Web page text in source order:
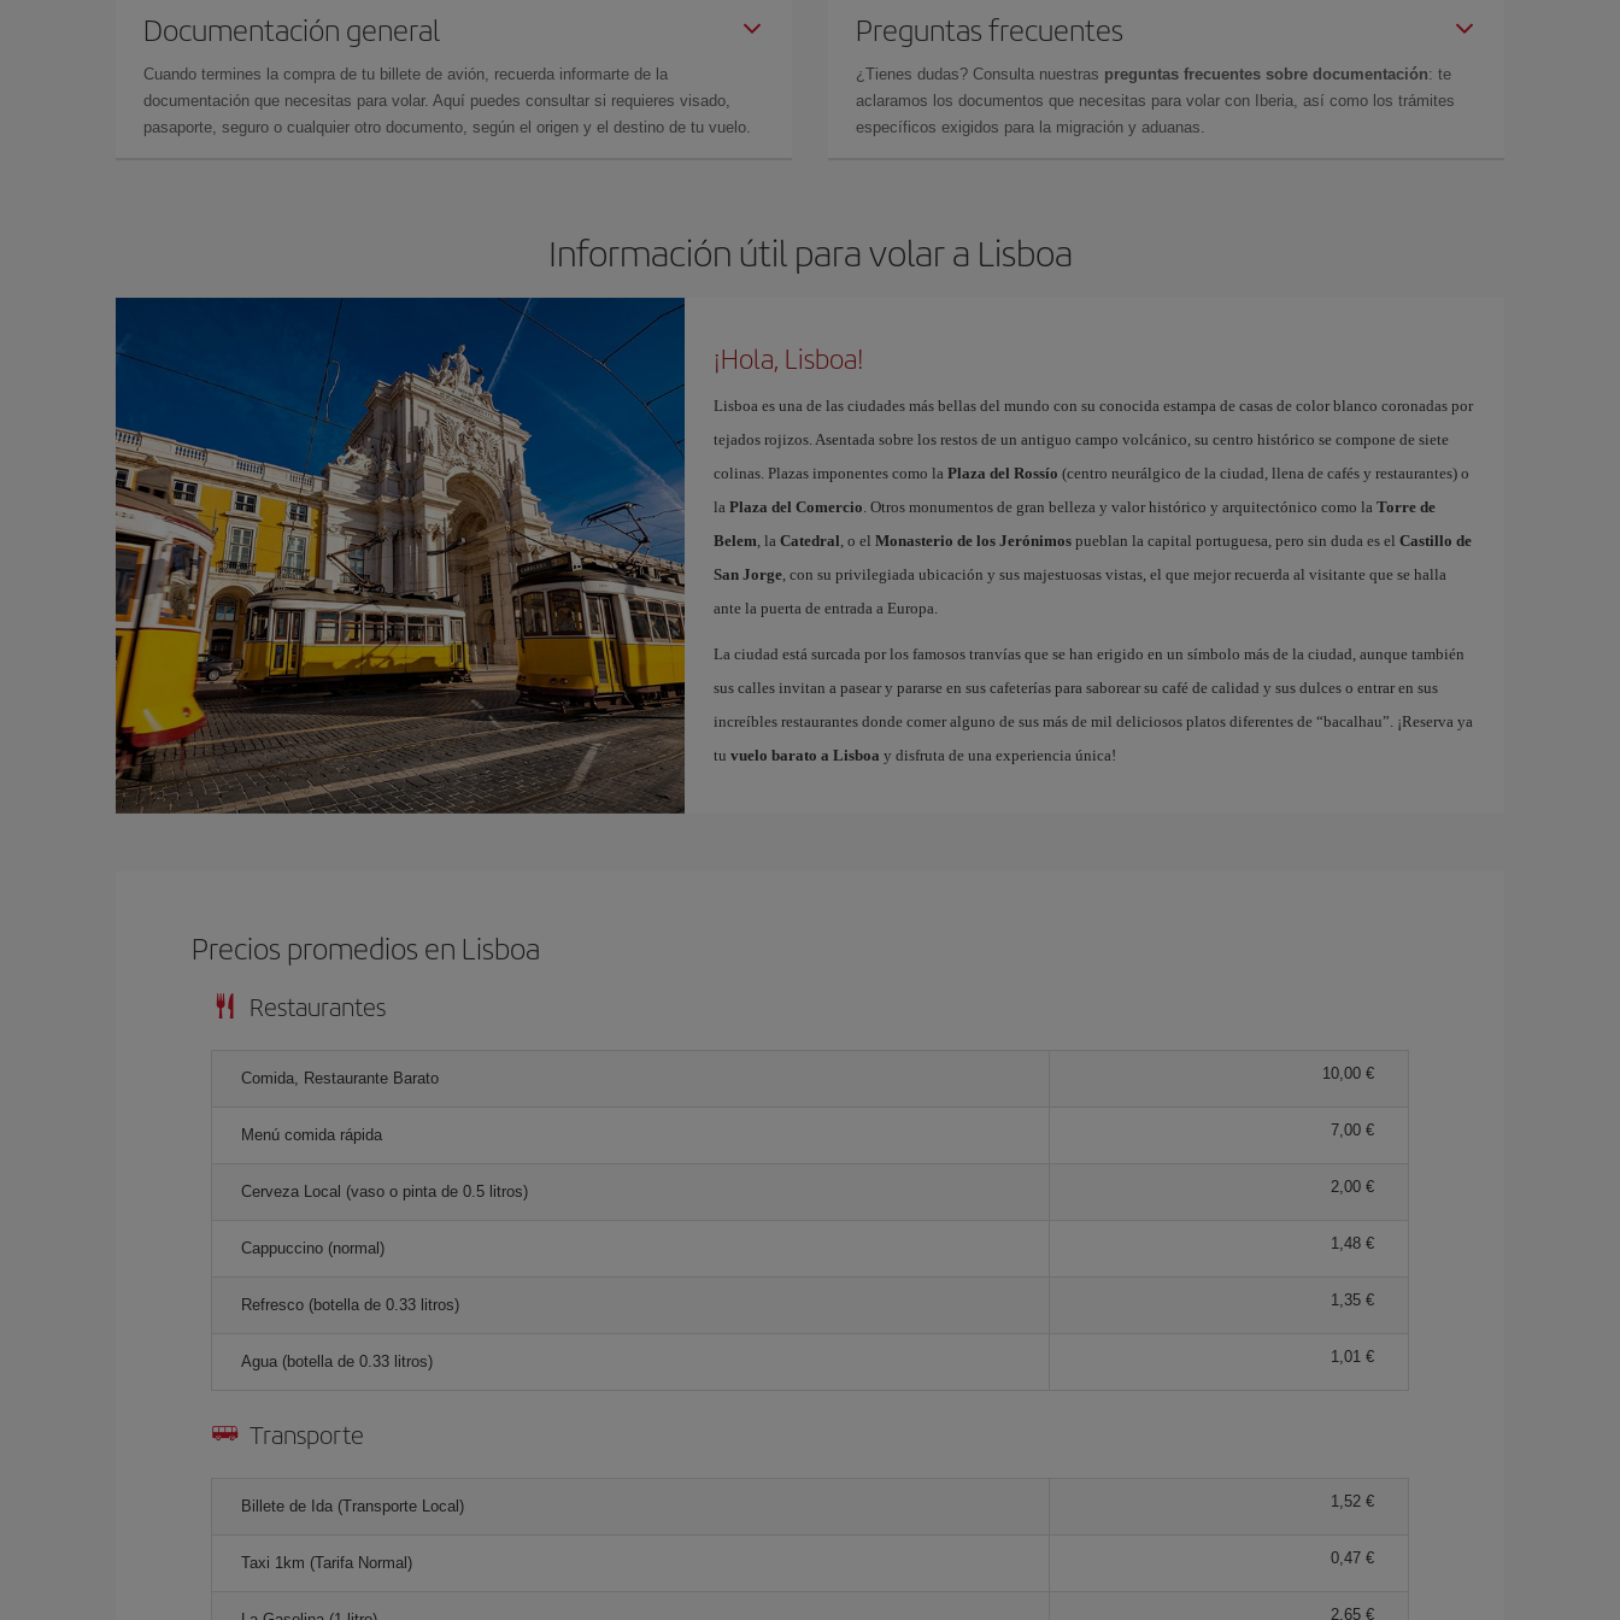
Documentación general
Cuando termines la compra de tu billete de avión, recuerda informarte de la
documentación que necesitas para volar. Aquí puedes consultar si requieres visado,
pasaporte, seguro o cualquier otro documento, según el origen y el destino de tu vuelo.
Preguntas frecuentes
¿Tienes dudas? Consulta nuestras preguntas frecuentes sobre documentación: te
aclaramos los documentos que necesitas para volar con Iberia, así como los trámites
específicos exigidos para la migración y aduanas.
Información útil para volar a Lisboa
¡Hola, Lisboa!
Lisboa es una de las ciudades más bellas del mundo con su conocida estampa de casas de color blanco coronadas por
tejados rojizos. Asentada sobre los restos de un antiguo campo volcánico, su centro histórico se compone de siete
colinas. Plazas imponentes como la Plaza del Rossío (centro neurálgico de la ciudad, llena de cafés y restaurantes) o
la Plaza del Comercio. Otros monumentos de gran belleza y valor histórico y arquitectónico como la Torre de
Belem, la Catedral, o el Monasterio de los Jerónimospueblan la capital portuguesa, pero sin duda es el Castillo de
San Jorge, con su privilegiada ubicación y sus majestuosas vistas, el que mejor recuerda al visitante que se halla
ante la puerta de entrada a Europa.
La ciudad está surcada por los famosos tranvías que se han erigido en un símbolo más de la ciudad, aunque también
sus calles invitan a pasear y pararse en sus cafeterías para saborear su café de calidad y sus dulces o entrar en sus
increíbles restaurantes donde comer alguno de sus más de mil deliciosos platos diferentes de “bacalhau”. ¡Reserva ya
tu vuelo barato a Lisboa y disfruta de una experiencia única!
Precios promedios en Lisboa
Restaurantes
Comida, Restaurante Barato 10,00
Menú comida rápida 7,00
Cerveza Local (vaso o pinta de 0.5 litros) 2,00
Cappuccino (normal) 1,48
Refresco (botella de 0.33 litros) 1,35
Agua (botella de 0.33 litros) 1,01
Transporte
Billete de Ida (Transporte Local) 1,52
Taxi 1km (Tarifa Normal) 0,47
2,65